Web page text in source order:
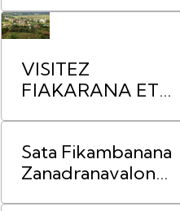
VISITEZ
FIAKARANA ET
RABARAONA
Sata Fikambanana
Zanadranavalona